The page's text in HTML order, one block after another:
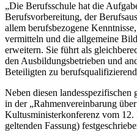
„Die Berufsschule hat die
Berufsvorbereitung, der
allem berufsbezogene
vermitteln und die allgemeine
erweitern. Sie führt als
den Ausbildungsbetrieben und
Beteiligten zu
Neben diesen
in der „Rahmenvereinbarung
Kultusministerkonferenz vom
geltenden Fassung)